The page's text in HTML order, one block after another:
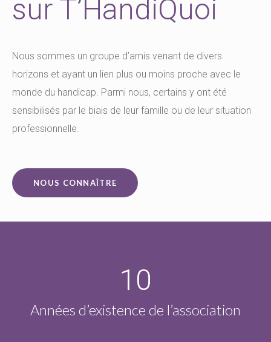
sur T’HandiQuoi
Nous sommes un groupe d’amis venant de divers
horizons et ayant un lien plus ou moins proche avec le
monde du handicap. Parmi nous, certains y ont été
sensibilisés par le biais de leur famille ou de leur situation
professionnelle.
NOUS CONNAÎTRE
10
Années d’existence de l’association